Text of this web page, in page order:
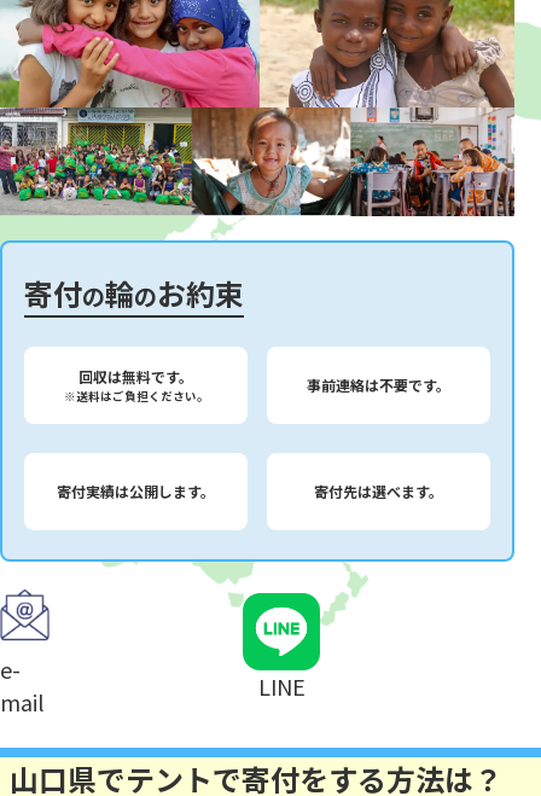
寄付の輪のお約束
回収は無料です。
※送料はご負担ください。
事前連絡は不要です。
寄付実績は公開します。 寄付先は選べます。
e-
mail
LINE
山口県でテントで寄付をする方法は？